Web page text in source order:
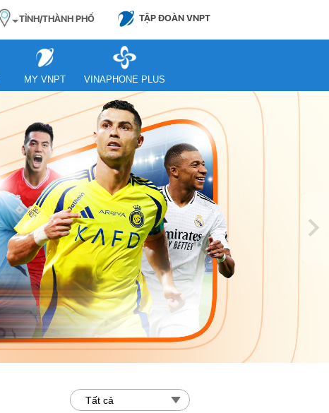
TỈNH/THÀNH PHỐ TẬP ĐOÀN VNPT
MY VNPT VINAPHONE PLUS